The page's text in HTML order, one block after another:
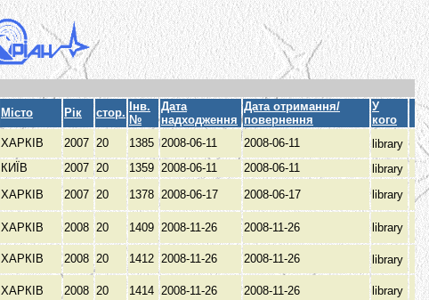
Місто Рік стор.
Інв.
№
Дата
надходження
Дата отримання/
повернення
У
кого
ХАРКІВ 2007 20 1385 2008-06-11 2008-06-11
library
КИЇВ 2007 20 1359 2008-06-11 2008-06-11
library
ХАРКІВ 2007 20 1378 2008-06-17 2008-06-17 library
ХАРКІВ 2008 20 1409 2008-11-26 2008-11-26 library
ХАРКІВ 2008 20 1412 2008-11-26 2008-11-26 library
ХАРКІВ 2008 20 1414 2008-11-26 2008-11-26
library